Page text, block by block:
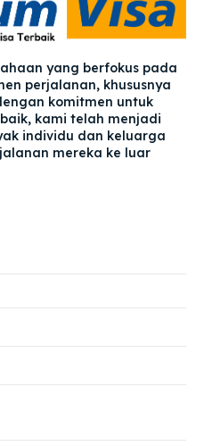
yang berfokus pada
perjalanan, khususnya
komitmen untuk
kami telah menjadi
individu dan keluarga
mereka ke luar